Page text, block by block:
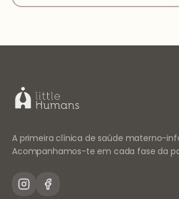
A primeira clínica de saúde materno-
Acompanhamos-te em cada fase da